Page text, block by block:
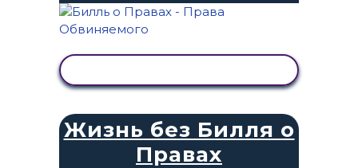
Жизнь без Билля о
Правах